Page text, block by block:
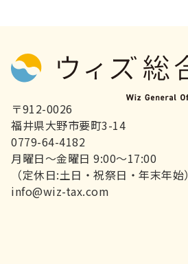
〒912-0026
福井県大野市要町3-14
0779-64-4182
月曜日～金曜日 9:00～17:00
（定休日:土日・祝祭日・年末年始）
info@wiz-tax.com